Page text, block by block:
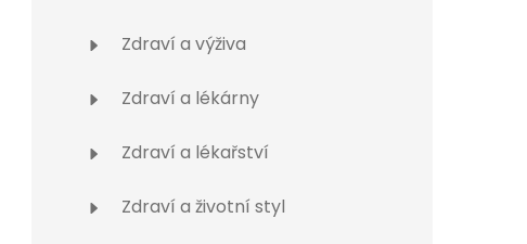
Zdraví a výživa
Zdraví a lékárny
Zdraví a lékařství
Zdraví a životní styl